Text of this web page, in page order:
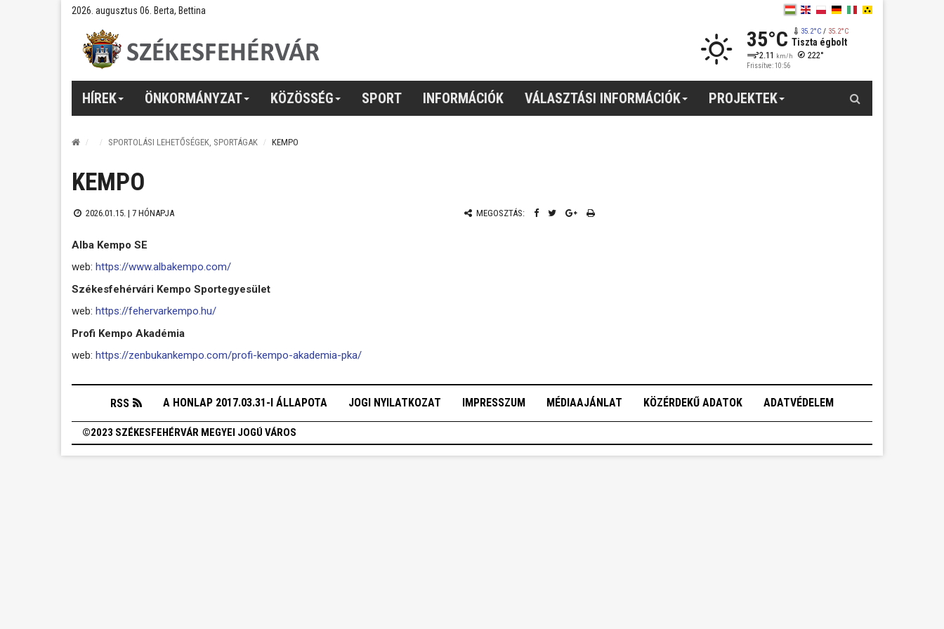
2026. augusztus 06. Berta, Bettina
35°C 35.2°C/ 35.2°C
Tiszta égbolt
2.11 km/h 222°
Frissítve: 10:56
HÍREK ÖNKORMÁNYZAT KÖZÖSSÉG SPORT INFORMÁCIÓK VÁLASZTÁSI INFORMÁCIÓK PROJEKTEK
SPORTOLÁSI LEHETŐSÉGEK, SPORTÁGAK KEMPO
KEMPO
2026.01.15. | 7 HÓNAPJA MEGOSZTÁS:
Alba Kempo SE
web: https://www.albakempo.com/
Székesfehérvári Kempo Sportegyesület
web: https://fehervarkempo.hu/
Profi Kempo Akadémia
web: https://zenbukankempo.com/profi-kempo-akademia-pka/
RSS A HONLAP 2017.03.31-I ÁLLAPOTA JOGI NYILATKOZAT IMPRESSZUM MÉDIAAJÁNLAT KÖZÉRDEKŰ ADATOK ADATVÉDELEM
©2023 SZÉKESFEHÉRVÁR MEGYEI JOGÚ VÁROS